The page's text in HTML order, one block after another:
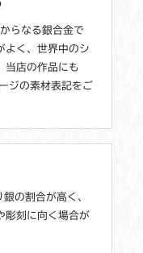
らなる銀合金で
よく、世界中のシ
当店の作品にも
ジの素材表記をご
の割合が高く、
彫刻に向く場合が